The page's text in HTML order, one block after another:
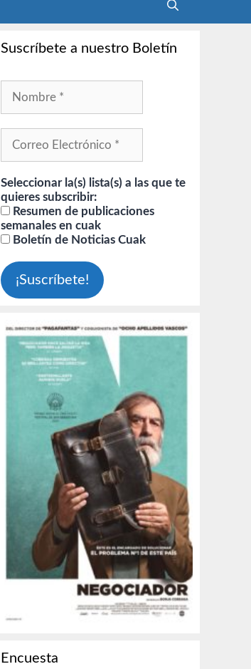
Suscríbete a nuestro Boletín
Seleccionar la(s) lista(s) a las que te
quieres subscribir:
Resumen de publicaciones
semanales en cuak
Boletín de Noticias Cuak
Encuesta